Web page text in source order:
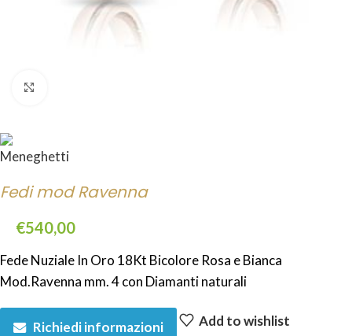
Fedi mod Ravenna
€540,00
Fede Nuziale In Oro 18Kt Bicolore Rosa e Bianca
Mod.Ravenna mm. 4 con Diamanti naturali
Richiedi informazioni Add to wishlist